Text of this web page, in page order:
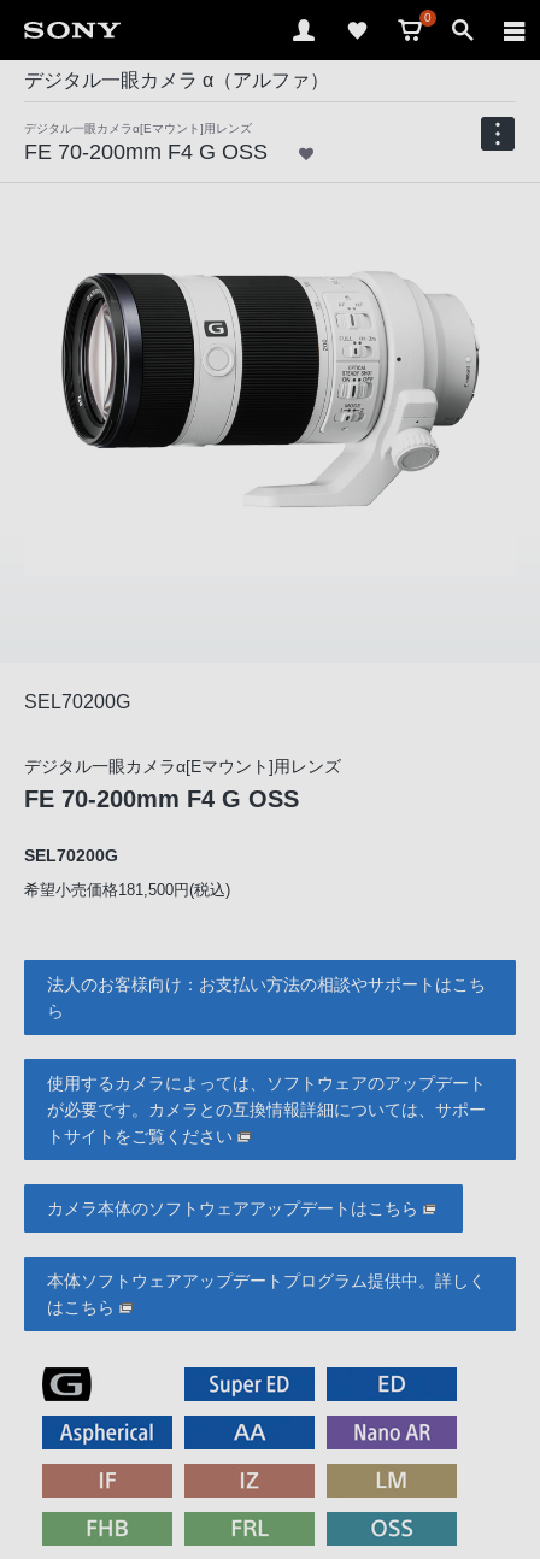
0
デジタル一眼カメラ α（アルファ）
デジタル一眼カメラα[Eマウント]用レンズ
FE 70-200mm F4 G OSS
SEL70200G
デジタル一眼カメラα[Eマウント]用レンズ
FE 70-200mm F4 G OSS
SEL70200G
希望小売価格181,500円(税込)
法人のお客様向け：お支払い方法の相談やサポートはこち
ら
使用するカメラによっては、ソフトウェアのアップデート
が必要です。カメラとの互換情報詳細については、サポー
トサイトをご覧ください
カメラ本体のソフトウェアアップデートはこちら
本体ソフトウェアアップデートプログラム提供中。詳しく
はこちら